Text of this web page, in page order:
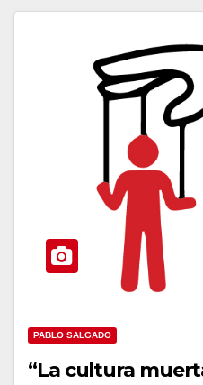
PABLO SALGADO
“La cultura